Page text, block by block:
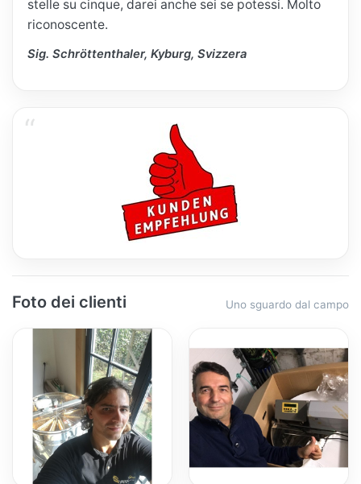
stelle su cinque, darei anche sei se potessi. Molto
riconoscente.
Sig. Schröttenthaler, Kyburg, Svizzera
Foto dei clienti Uno sguardo dal campo